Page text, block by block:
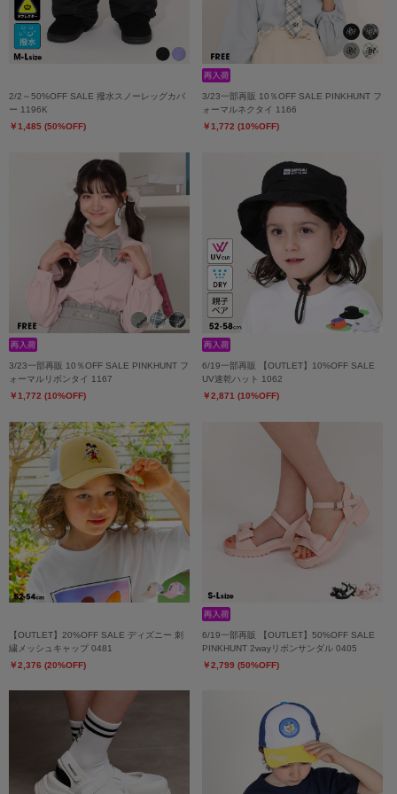
2/2～50%OFF SALE 撥水スノーレッグカバ
ー 1196K
￥1,485 (50%OFF)
3/23一部再販 10％OFF SALE PINKHUNT フ
ォーマルネクタイ 1166
￥1,772 (10%OFF)
3/23一部再販 10％OFF SALE PINKHUNT フ
ォーマルリボンタイ 1167
￥1,772 (10%OFF)
6/19一部再販 【OUTLET】10%OFF SALE
UV速乾ハット 1062
￥2,871 (10%OFF)
【OUTLET】20%OFF SALE ディズニー 刺
繍メッシュキャップ 0481
￥2,376 (20%OFF)
6/19一部再販 【OUTLET】50%OFF SALE
PINKHUNT 2wayリボンサンダル 0405
￥2,799 (50%OFF)